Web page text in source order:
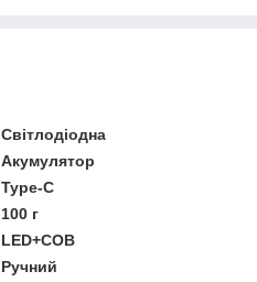
Світлодіодна
Акумулятор
Type-C
100 г
LED+COB
Ручний